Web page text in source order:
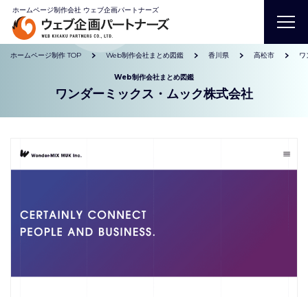
ホームページ制作会社 ウェブ企画パートナーズ
ホームページ制作 TOP Web制作会社まとめ図鑑 香川県 高松市 ワ
Web制作会社まとめ図鑑
ワンダーミックス・ムック株式会社